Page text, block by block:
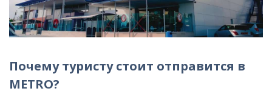
Почему туристу стоит отправится в
METRO?